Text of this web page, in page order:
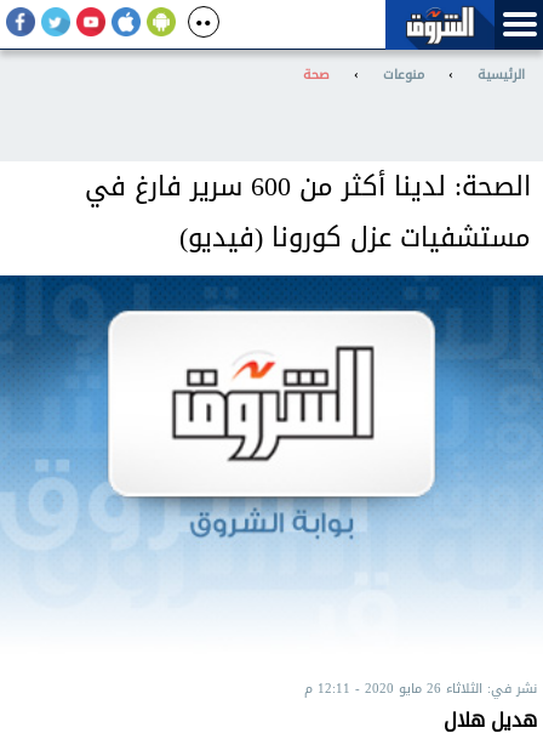
الرئيسية › منوعات › صحة
الصحة: لدينا أكثر من 600 سرير فارغ في
مستشفيات عزل كورونا (فيديو)
نشر في: الثلاثاء 26 مايو 2020 - 12:11 م
هديل هلال